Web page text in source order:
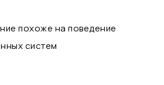
похоже на поведение
систем